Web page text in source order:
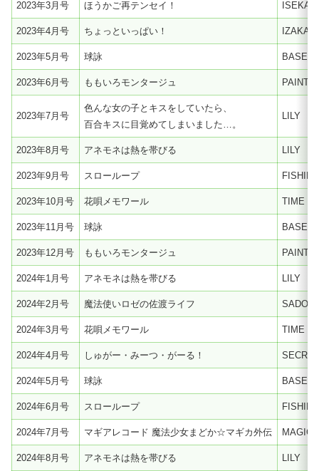
2023年3月号 ほうかご再テンセイ！ ISEKAI
2023年4月号 ちょっといっぱい！
2023年5月号 球詠
2023年6月号 ももいろモンタージュ
2023年7月号
色んな女の子とキスをしていたら、
百合キスに目覚めてしまいました…。
LILY
2023年8月号 アネモネは熱を帯びる LILY
2023年9月号 スローループ
2023年10月号 花唄メモワール TIME
2023年11月号 球詠
2023年12月号 ももいろモンタージュ
2024年1月号 アネモネは熱を帯びる LILY
2024年2月号 魔法使いロゼの佐渡ライフ SADO
2024年3月号 花唄メモワール TIME
2024年4月号 しゅがー・みーつ・がーる！
2024年5月号 球詠
2024年6月号 スローループ
2024年7月号 マギアレコード 魔法少女まどか☆マギカ外伝
2024年8月号 アネモネは熱を帯びる LILY